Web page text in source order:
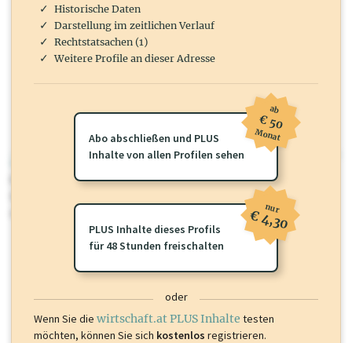
wirtschaft.at PLUS
Für dieses Profil gibt es zusätzlichewirtschaft.at PLUS Inhalte
Sie momentan nicht einsehen können. Schalten Sie dieses Profil frei
oder loggen Sie sich ein um diese Inhalte zu sehen.
Historische Daten
Darstellung im zeitlichen Verlauf
Rechtstatsachen (1)
Weitere Profile an dieser Adresse
Abo abschließen und PLUS
Inhalte von allen Profilen sehen
ab
€ 50
Monat
PLUS Inhalte dieses Profils
für 48 Stunden freischalten
nur
€ 4,30
oder
Wenn Sie die wirtschaft.at PLUS Inhalte testen
möchten, können Sie sich kostenlos registrieren.